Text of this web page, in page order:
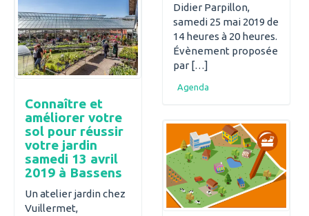
Didier Parpillon,
samedi 25 mai 2019 de
14 heures à 20 heures.
Évènement proposée
par […]
Agenda
Connaître et
améliorer votre
sol pour réussir
votre jardin
samedi 13 avril
2019 à Bassens
Un atelier jardin chez
Vuillermet,